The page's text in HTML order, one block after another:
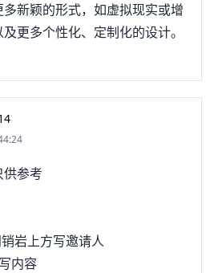
新颖的形式，如虚拟现实或增
更多个性化、定制化的设计。
参考
岩上方写邀请人
内容